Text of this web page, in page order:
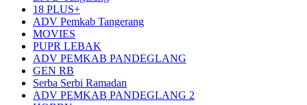
18 PLUS+
ADV Pemkab Tangerang
MOVIES
PUPR LEBAK
ADV PEMKAB PANDEGLANG
GEN RB
Serba Serbi Ramadan
ADV PEMKAB PANDEGLANG 2